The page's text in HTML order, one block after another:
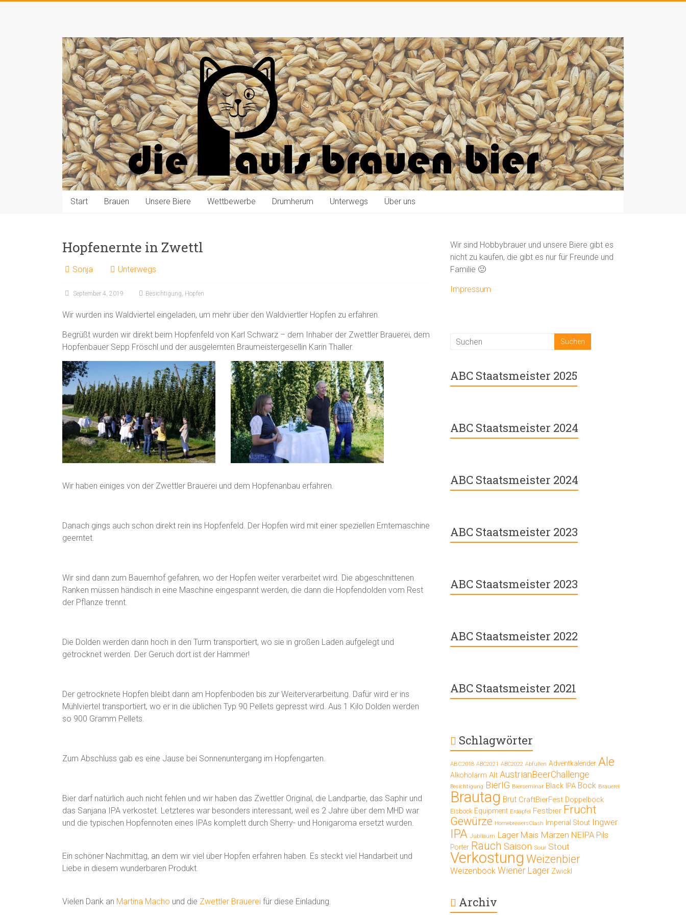
Die
Pauls
brauen
Bier
Start Brauen Unsere Biere Wettbewerbe Drumherum Unterwegs Über uns
Hopfenernte in Zwettl
Sonja Unterwegs
September 4, 2019 Besichtigung, Hopfen
Wir wurden ins Waldviertel eingeladen, um mehr über den Waldviertler Hopfen zu erfahren.
Begrüßt wurden wir direkt beim Hopfenfeld von Karl Schwarz – dem Inhaber der Zwettler Brauerei, dem
Hopfenbauer Sepp Fröschl und der ausgelernten Braumeistergesellin Karin Thaller.
Wir haben einiges von der Zwettler Brauerei und dem Hopfenanbau erfahren.
Danach gings auch schon direkt rein ins Hopfenfeld. Der Hopfen wird mit einer speziellen Erntemaschine
geerntet.
Wir sind dann zum Bauernhof gefahren, wo der Hopfen weiter verarbeitet wird. Die abgeschnittenen
Ranken müssen händisch in eine Maschine eingespannt werden, die dann die Hopfendolden vom Rest
der Pflanze trennt.
Die Dolden werden dann hoch in den Turm transportiert, wo sie in großen Laden aufgelegt und
getrocknet werden. Der Geruch dort ist der Hammer!
Der getrocknete Hopfen bleibt dann am Hopfenboden bis zur Weiterverarbeitung. Dafür wird er ins
Mühlviertel transportiert, wo er in die üblichen Typ 90 Pellets gepresst wird. Aus 1 Kilo Dolden werden
so 900 Gramm Pellets.
Zum Abschluss gab es eine Jause bei Sonnenuntergang im Hopfengarten.
Bier darf natürlich auch nicht fehlen und wir haben das Zwettler Original, die Landpartie, das Saphir und
das Sanjana IPA verkostet. Letzteres war besonders interessant, weil es 2 Jahre über dem MHD war
und die typischen Hopfennoten eines IPAs komplett durch Sherry- und Honigaroma ersetzt wurden.
Ein schöner Nachmittag, an dem wir viel über Hopfen erfahren haben. Es steckt viel Handarbeit und
Liebe in diesem wunderbaren Produkt.
Vielen Dank an Martina Macho und die Zwettler Brauerei für diese Einladung.
Wir sind Hobbybrauer und unsere Biere gibt es
nicht zu kaufen, die gibt es nur für Freunde und
Familie 🙂
Impressum
ABC Staatsmeister 2025
ABC Staatsmeister 2024
ABC Staatsmeister 2024
ABC Staatsmeister 2023
ABC Staatsmeister 2023
ABC Staatsmeister 2022
ABC Staatsmeister 2021
Schlagwörter
ABC2018 ABC2021 ABC2022 Abfüllen Adventkalender Ale
Alkoholarm Alt AustrianBeerChallenge
Besichtigung BierIG Bierseminar Black IPA Bock Brauerei
Brautag Brut CraftBierFest Doppelbock
Eisbock Equipment Erdäpfel Festbier Frucht
Gewürze HomebrewersClash Imperial Stout Ingwer
IPA Jubiläum Lager Mais Märzen NEIPA Pils
Porter Rauch Saison Sour Stout
Verkostung Weizenbier
Weizenbock Wiener Lager Zwickl
Archiv